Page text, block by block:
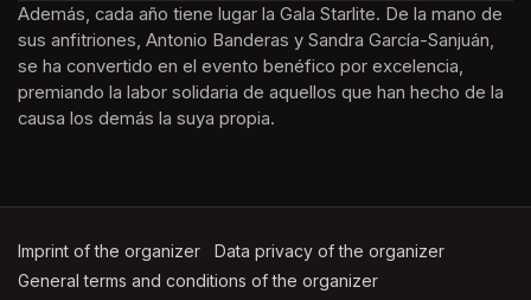
Además, cada año tiene lugar la Gala Starlite. De la mano de
sus anfitriones, Antonio Banderas y Sandra García-Sanjuán,
se ha convertido en el evento benéfico por excelencia,
premiando la labor solidaria de aquellos que han hecho de la
causa los demás la suya propia.
Imprint of the organizer (opens in a new tab)
Data privacy of the organizer
General terms and conditions of the organizer